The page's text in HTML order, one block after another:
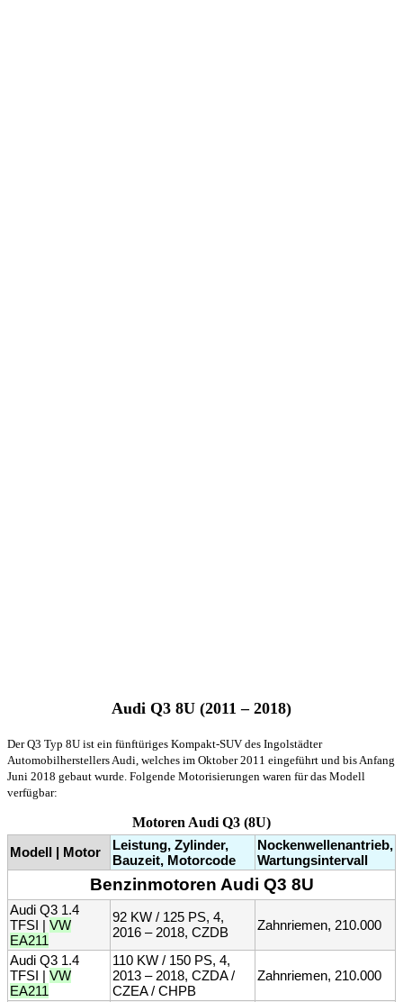
Audi Q3 8U (2011 – 2018)
Der Q3 Typ 8U ist ein fünftüriges Kompakt-SUV des Ingolstädter
Automobilherstellers Audi, welches im Oktober 2011 eingeführt und bis Anfang
Juni 2018 gebaut wurde. Folgende Motorisierungen waren für das Modell
verfügbar:
Motoren Audi Q3 (8U)
Modell | Motor
Leistung, Zylinder,
Bauzeit, Motorcode
Nockenwellenantrieb,
Wartungsintervall
Benzinmotoren Audi Q3 8U
Audi Q3 1.4
TFSI | VW
EA211
92 KW / 125 PS, 4,
2016 – 2018, CZDB
Zahnriemen, 210.000
Audi Q3 1.4
TFSI | VW
EA211
110 KW / 150 PS, 4,
2013 – 2018, CZDA /
CZEA / CHPB
Zahnriemen, 210.000